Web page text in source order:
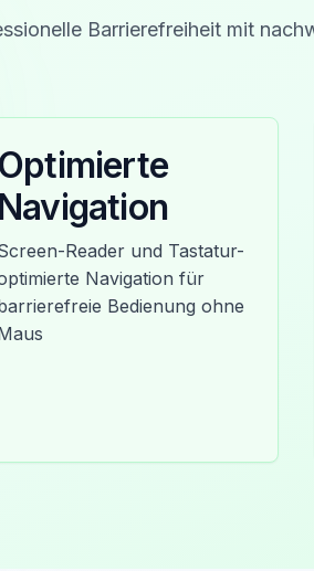
Barrierefreiheit mit
Optimierte
Navigation
Reader und Tastatur-
Navigation für
Bedienung ohne